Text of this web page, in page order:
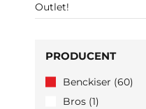
Outlet!
PRODUCENT
Benckiser (60)
Bros (1)